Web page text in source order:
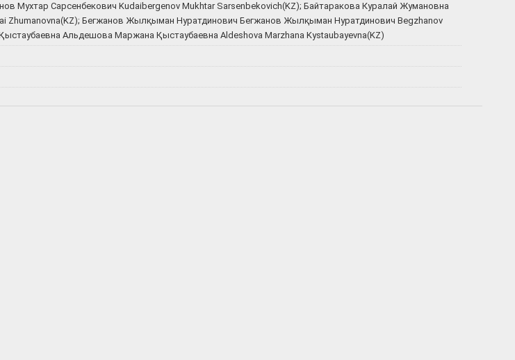
Мухтар Сарсенбекович Kudaibergenov Mukhtar Sarsenbekovich(KZ); Байтаракова Куралай Жумановна
Zhumanovna(KZ); Бегжанов Жылқыман Нуратдинович Бегжанов Жылқыман Нуратдинович Begzhanov
Альдешова Маржана Қыстаубаевна Aldeshova Marzhana Kystaubayevna(KZ)